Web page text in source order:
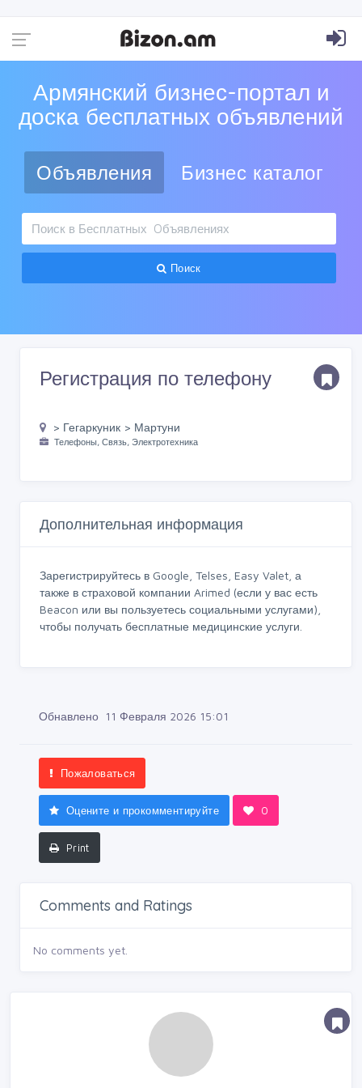
Армянский бизнес-портал и
доска бесплатных объявлений
Объявления Бизнес каталог
Поиск
Регистрация по телефону
> Гегаркуник > Мартуни
Телефоны, Связь, Электротехника
Дополнительная информация
Зарегистрируйтесь в Google, Telses, Easy Valet, а
также в страховой компании Arimed (если у вас есть
Beacon или вы пользуетесь социальными услугами),
чтобы получать бесплатные медицинские услуги.
Обнавлено 11 Февраля 2026 15:01
Пожаловаться
Оцените и прокомментируйте 0
Print
Comments and Ratings
No comments yet.